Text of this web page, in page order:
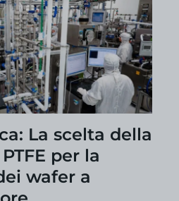
La scelta della
per la
wafer a